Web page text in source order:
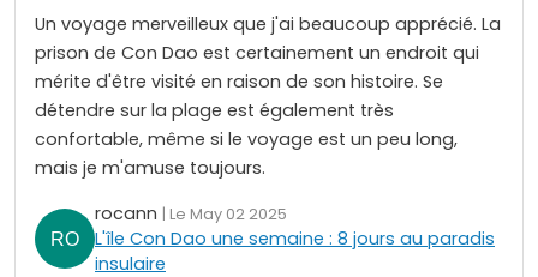
Un voyage merveilleux que j'ai beaucoup apprécié. La
prison de Con Dao est certainement un endroit qui
mérite d'être visité en raison de son histoire. Se
détendre sur la plage est également très
confortable, même si le voyage est un peu long,
mais je m'amuse toujours.
rocann | Le May 02 2025
L'île Con Dao une semaine : 8 jours au paradis
insulaire